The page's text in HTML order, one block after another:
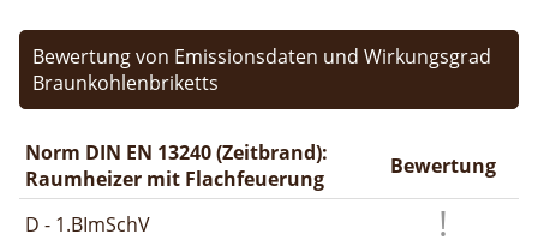
Bewertung von Emissionsdaten und Wirkungsgrad
Braunkohlenbriketts
Norm DIN EN 13240 (Zeitbrand):
Raumheizer mit Flachfeuerung
Bewertung
D - 1.BImSchV